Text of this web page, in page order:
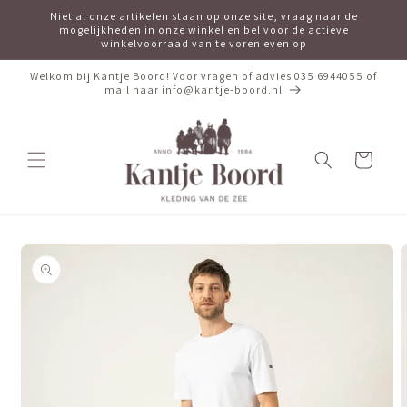
naar de
content
Niet al onze artikelen staan op onze site, vraag naar de
mogelijkheden in onze winkel en bel voor de actieve
winkelvoorraad van te voren even op
Welkom bij Kantje Boord! Voor vragen of advies 035 6944055 of
mail naar info@kantje-boord.nl
Winkelwagen
direct naar